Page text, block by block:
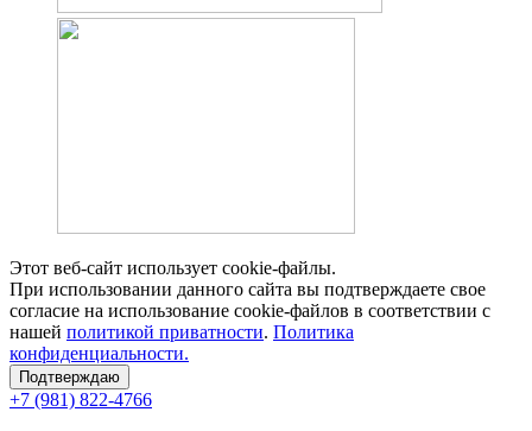
Этот веб-сайт использует cookie-файлы.
При использовании данного сайта вы подтверждаете свое
согласие на использование cookie-файлов в соответствии с
нашей политикой приватности. Политика
конфиденциальности.
Подтверждаю
+7 (981) 822-4766